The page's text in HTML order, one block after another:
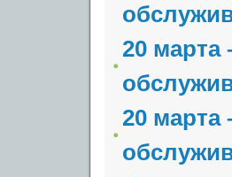
20 марта
20 марта